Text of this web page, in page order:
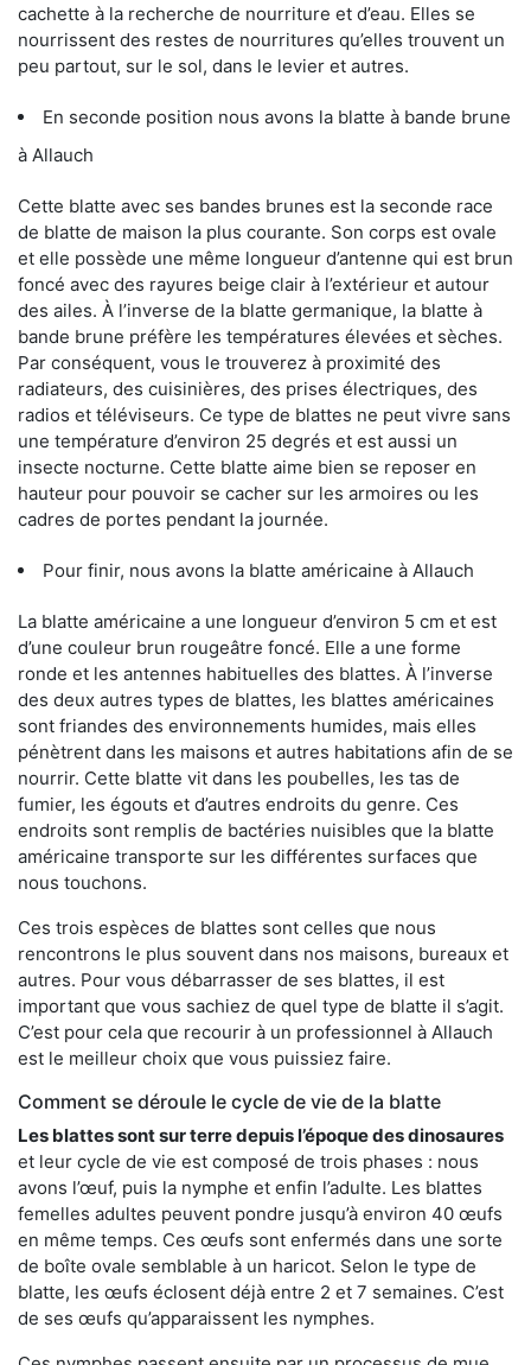
cachette à la recherche de nourriture et d’eau. Elles se
nourrissent des restes de nourritures qu’elles trouvent un
peu partout, sur le sol, dans le levier et autres.
En seconde position nous avons la blatte à bande brune
à Allauch
Cette blatte avec ses bandes brunes est la seconde race
de blatte de maison la plus courante. Son corps est ovale
et elle possède une même longueur d’antenne qui est brun
foncé avec des rayures beige clair à l’extérieur et autour
des ailes. À l’inverse de la blatte germanique, la blatte à
bande brune préfère les températures élevées et sèches.
Par conséquent, vous le trouverez à proximité des
radiateurs, des cuisinières, des prises électriques, des
radios et téléviseurs. Ce type de blattes ne peut vivre sans
une température d’environ 25 degrés et est aussi un
insecte nocturne. Cette blatte aime bien se reposer en
hauteur pour pouvoir se cacher sur les armoires ou les
cadres de portes pendant la journée.
Pour finir, nous avons la blatte américaine à Allauch
La blatte américaine a une longueur d’environ 5 cm et est
d’une couleur brun rougeâtre foncé. Elle a une forme
ronde et les antennes habituelles des blattes. À l’inverse
des deux autres types de blattes, les blattes américaines
sont friandes des environnements humides, mais elles
pénètrent dans les maisons et autres habitations afin de se
nourrir. Cette blatte vit dans les poubelles, les tas de
fumier, les égouts et d’autres endroits du genre. Ces
endroits sont remplis de bactéries nuisibles que la blatte
américaine transporte sur les différentes surfaces que
nous touchons.
Ces trois espèces de blattes sont celles que nous
rencontrons le plus souvent dans nos maisons, bureaux et
autres. Pour vous débarrasser de ses blattes, il est
important que vous sachiez de quel type de blatte il s’agit.
C’est pour cela que recourir à un professionnel à Allauch
est le meilleur choix que vous puissiez faire.
Comment se déroule le cycle de vie de la blatte
Les blattes sont sur terre depuis l’époque des dinosaures
et leur cycle de vie est composé de trois phases : nous
avons l’œuf, puis la nymphe et enfin l’adulte. Les blattes
femelles adultes peuvent pondre jusqu’à environ 40 œufs
en même temps. Ces œufs sont enfermés dans une sorte
de boîte ovale semblable à un haricot. Selon le type de
blatte, les œufs éclosent déjà entre 2 et 7 semaines. C’est
de ses œufs qu’apparaissent les nymphes.